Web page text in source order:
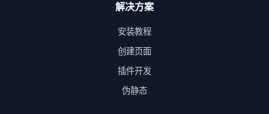
解决方案
安装教程
创建页面
插件开发
伪静态